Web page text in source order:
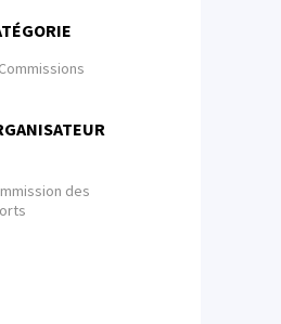
Commissions
des